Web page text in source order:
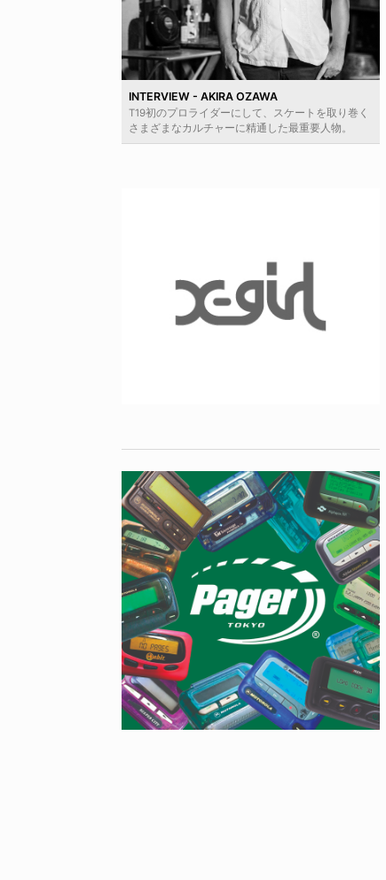
INTERVIEW - AKIRA OZAWA
T19初のプロライダーにして、スケートを取り巻く
さまざまなカルチャーに精通した最重要人物。